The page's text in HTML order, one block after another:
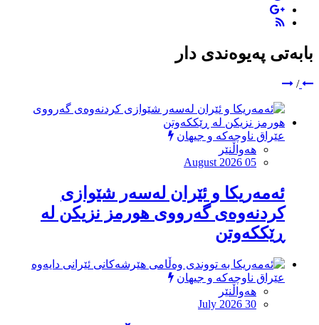
بابەتی پەیوەندی دار
/
عێراق ناوچەکە و جیهان
هەواڵنێر
August 2026 05
ئەمەریكا و ئێران لەسەر شێوازی
كردنەوەی گەرووی هورمز نزیكن لە
ڕێككەوتن
عێراق ناوچەکە و جیهان
هەواڵنێر
July 2026 30